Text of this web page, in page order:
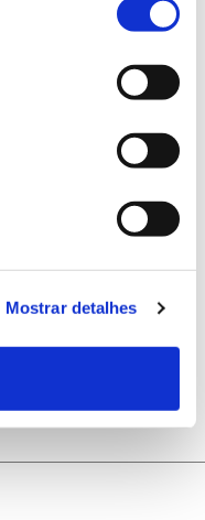
Mostrar detalhes
das-espigas: